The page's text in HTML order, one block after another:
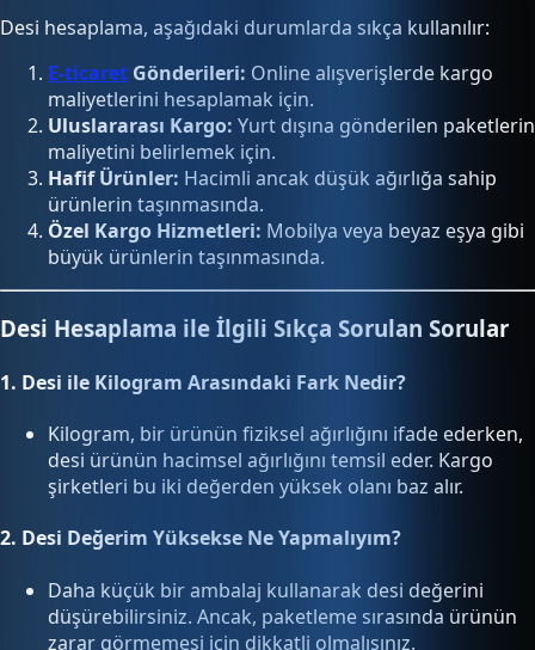
Desi hesaplama, aşağıdaki durumlarda sıkça kullanılır:
E-ticaret Gönderileri: Online alışverişlerde kargo
maliyetlerini hesaplamak için.
Uluslararası Kargo: Yurt dışına gönderilen paketlerin
maliyetini belirlemek için.
Hafif Ürünler: Hacimli ancak düşük ağırlığa sahip
ürünlerin taşınmasında.
Özel Kargo Hizmetleri: Mobilya veya beyaz eşya gibi
büyük ürünlerin taşınmasında.
Desi Hesaplama ile İlgili Sıkça Sorulan Sorular
1. Desi ile Kilogram Arasındaki Fark Nedir?
Kilogram, bir ürünün fiziksel ağırlığını ifade ederken,
desi ürünün hacimsel ağırlığını temsil eder. Kargo
şirketleri bu iki değerden yüksek olanı baz alır.
2. Desi Değerim Yüksekse Ne Yapmalıyım?
Daha küçük bir ambalaj kullanarak desi değerini
düşürebilirsiniz. Ancak, paketleme sırasında ürünün
zarar görmemesi için dikkatli olmalısınız.